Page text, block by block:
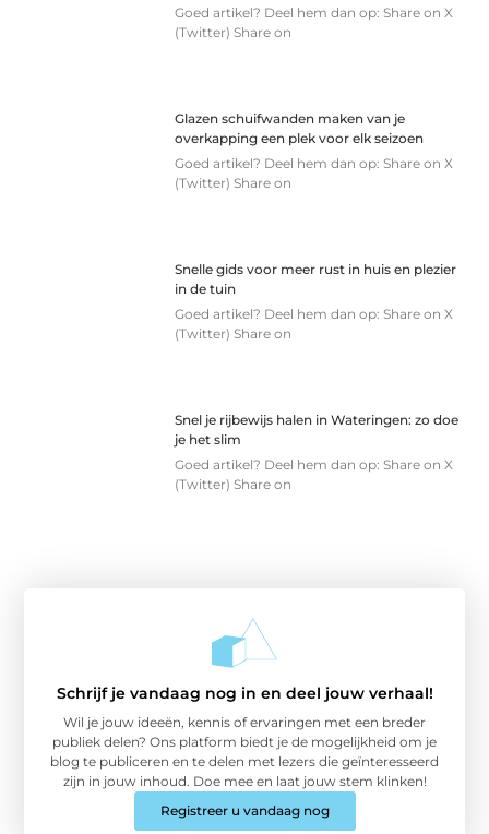
Goed artikel? Deel hem dan op: Share on X
(Twitter) Share on
Glazen schuifwanden maken van je
overkapping een plek voor elk seizoen
Goed artikel? Deel hem dan op: Share on X
(Twitter) Share on
Snelle gids voor meer rust in huis en plezier
in de tuin
Goed artikel? Deel hem dan op: Share on X
(Twitter) Share on
Snel je rijbewijs halen in Wateringen: zo doe
je het slim
Goed artikel? Deel hem dan op: Share on X
(Twitter) Share on
Schrijf je vandaag nog in en deel jouw verhaal!
Wil je jouw ideeën, kennis of ervaringen met een breder
publiek delen? Ons platform biedt je de mogelijkheid om je
blog te publiceren en te delen met lezers die geïnteresseerd
zijn in jouw inhoud. Doe mee en laat jouw stem klinken!
Registreer u vandaag nog